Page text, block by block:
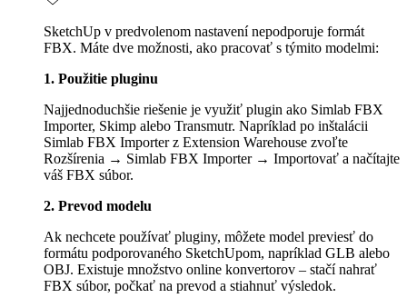
SketchUp v predvolenom nastavení nepodporuje formát
FBX. Máte dve možnosti, ako pracovať s týmito modelmi:
1. Použitie pluginu
Najjednoduchšie riešenie je využiť plugin ako Simlab FBX
Importer, Skimp alebo Transmutr. Napríklad po inštalácii
Simlab FBX Importer z Extension Warehouse zvoľte
Rozšírenia → Simlab FBX Importer → Importovať a načítajte
váš FBX súbor.
2. Prevod modelu
Ak nechcete používať pluginy, môžete model previesť do
formátu podporovaného SketchUpom, napríklad GLB alebo
OBJ. Existuje množstvo online konvertorov – stačí nahrať
FBX súbor, počkať na prevod a stiahnuť výsledok.